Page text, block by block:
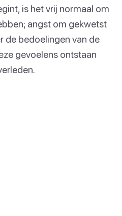
is het vrij normaal om
angst om gekwetst
de bedoelingen van de
gevoelens ontstaan